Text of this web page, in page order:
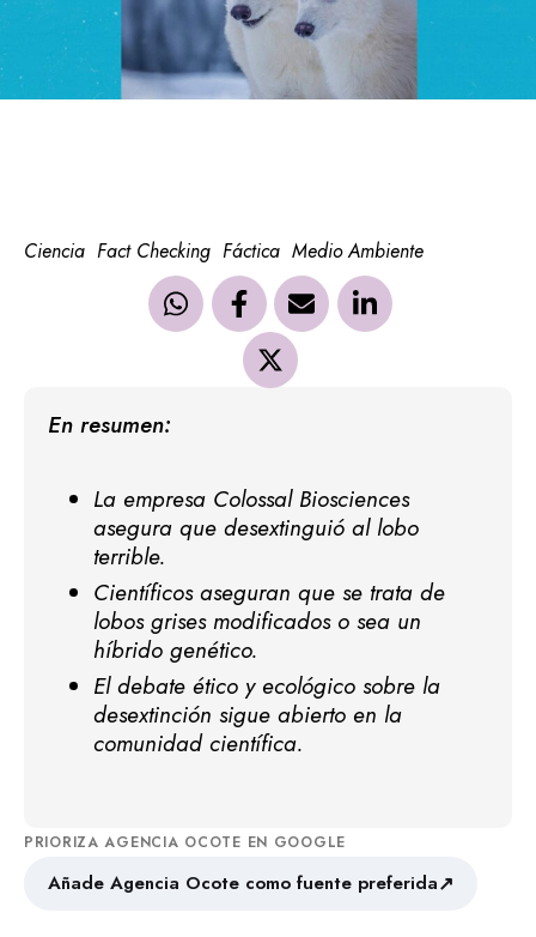
Ciencia Fact Checking Fáctica Medio Ambiente
En resumen:
La empresa Colossal Biosciences
asegura que desextinguió al lobo
terrible.
Científicos aseguran que se trata de
lobos grises modificados o sea un
híbrido genético.
El debate ético y ecológico sobre la
desextinción sigue abierto en la
comunidad científica.
PRIORIZA AGENCIA OCOTE EN GOOGLE
Añade Agencia Ocote como fuente preferida↗